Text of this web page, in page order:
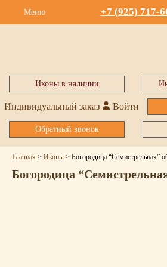
Меню +7 (925) 717-
Иконы в наличии
Индивидуальный заказ Войти
Обратный звонок
Главная > Иконы > Богородица “Семистрельная”
Богородица